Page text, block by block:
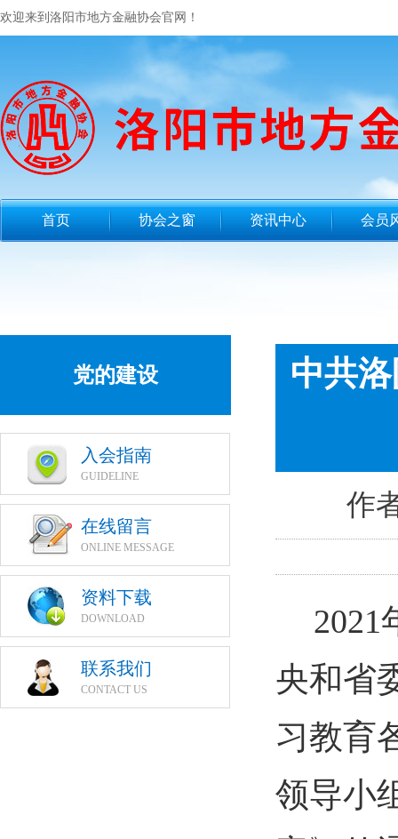
欢迎来到洛阳市地方金融协会官网！
首页 协会之窗 资讯中心 会员
党的建设
入会指南
GUIDELINE
在线留言
ONLINE MESSAGE
资料下载
DOWNLOAD
联系我们
CONTACT US
中共
作
2021
央和省
习教育
领导小